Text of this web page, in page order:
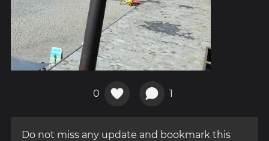
0 1
Do not miss any update and bookmark this